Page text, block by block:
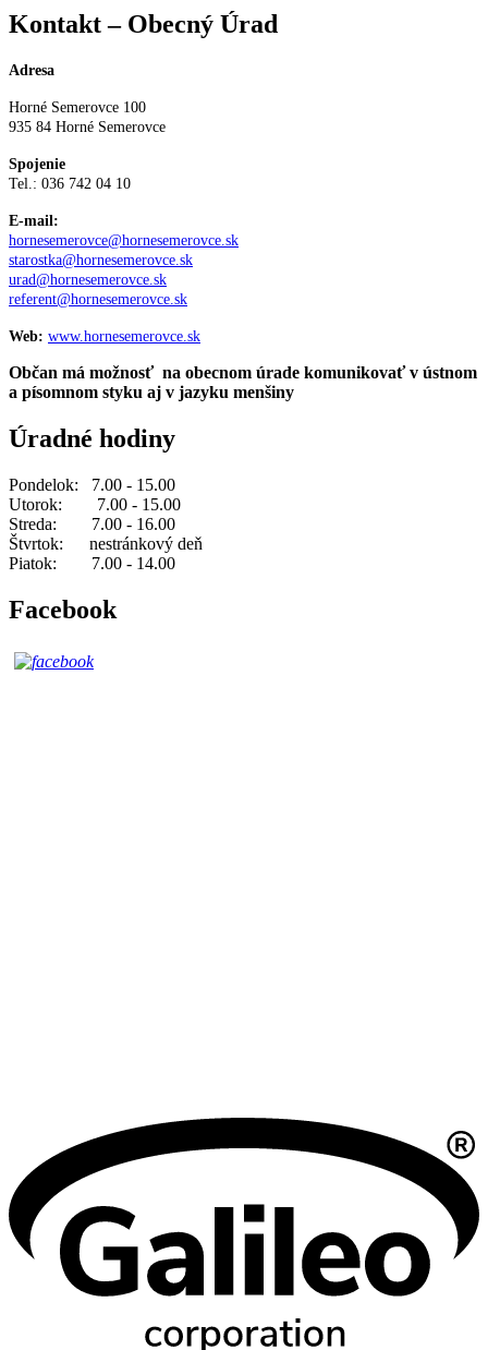
Kontakt – Obecný Úrad
Adresa
Horné Semerovce 100
935 84 Horné Semerovce
Spojenie
Tel.: 036 742 04 10
E-mail:
hornesemerovce@hornesemerovce.sk
starostka@hornesemerovce.sk
urad@hornesemerovce.sk
referent@hornesemerovce.sk
Web: www.hornesemerovce.sk
Občan má možnosť na obecnom úrade komunikovať v ústnom
a písomnom styku aj v jazyku menšiny
Úradné hodiny
Pondelok: 7.00 - 15.00
Utorok: 7.00 - 15.00
Streda: 7.00 - 16.00
Štvrtok: nestránkový deň
Piatok: 7.00 - 14.00
Facebook